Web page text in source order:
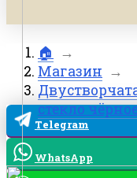
🏠
→
Магазин →
стекло
Telegram
WhatsApp